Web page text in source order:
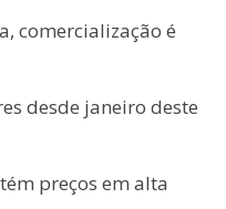
comercialização é
desde janeiro deste
preços em alta